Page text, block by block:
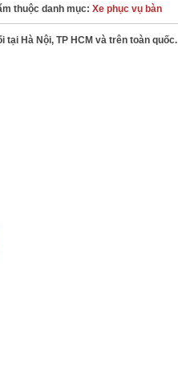
thuộc danh mục: Xe phục vụ bàn
Hà Nội, TP HCM và trên toàn quốc.